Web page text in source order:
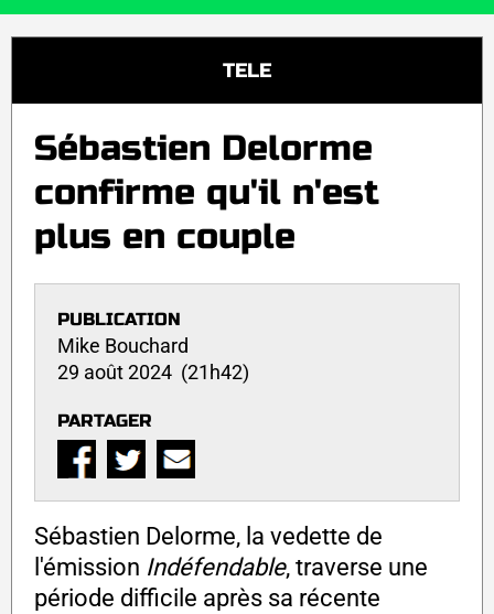
TELE
Sébastien Delorme
confirme qu'il n'est
plus en couple
PUBLICATION
Mike Bouchard
29 août 2024 (21h42)
PARTAGER
Sébastien Delorme, la vedette de
l'émission Indéfendable, traverse une
période difficile après sa récente